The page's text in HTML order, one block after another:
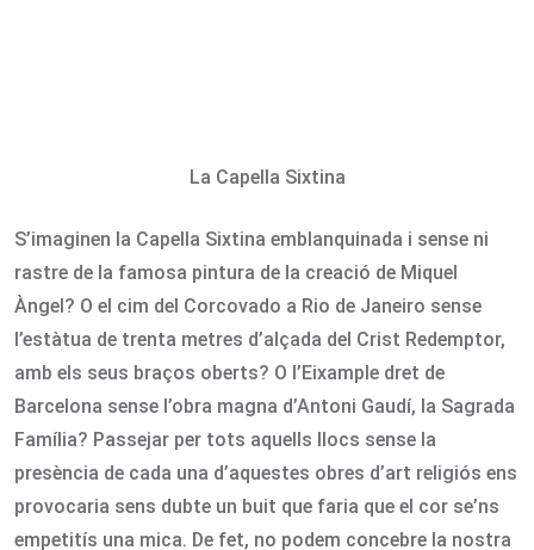
La Capella Sixtina
S’imaginen la Capella Sixtina emblanquinada i sense ni
rastre de la famosa pintura de la creació de Miquel
Àngel? O el cim del Corcovado a Rio de Janeiro sense
l’estàtua de trenta metres d’alçada del Crist Redemptor,
amb els seus braços oberts? O l’Eixample dret de
Barcelona sense l’obra magna d’Antoni Gaudí, la Sagrada
Família? Passejar per tots aquells llocs sense la
presència de cada una d’aquestes obres d’art religiós ens
provocaria sens dubte un buit que faria que el cor se’ns
empetitís una mica. De fet, no podem concebre la nostra